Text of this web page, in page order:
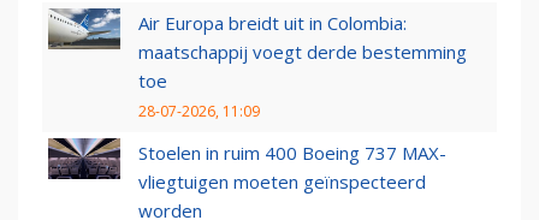
Air Europa breidt uit in Colombia:
maatschappij voegt derde bestemming
toe
28-07-2026, 11:09
Stoelen in ruim 400 Boeing 737 MAX-
vliegtuigen moeten geïnspecteerd
worden